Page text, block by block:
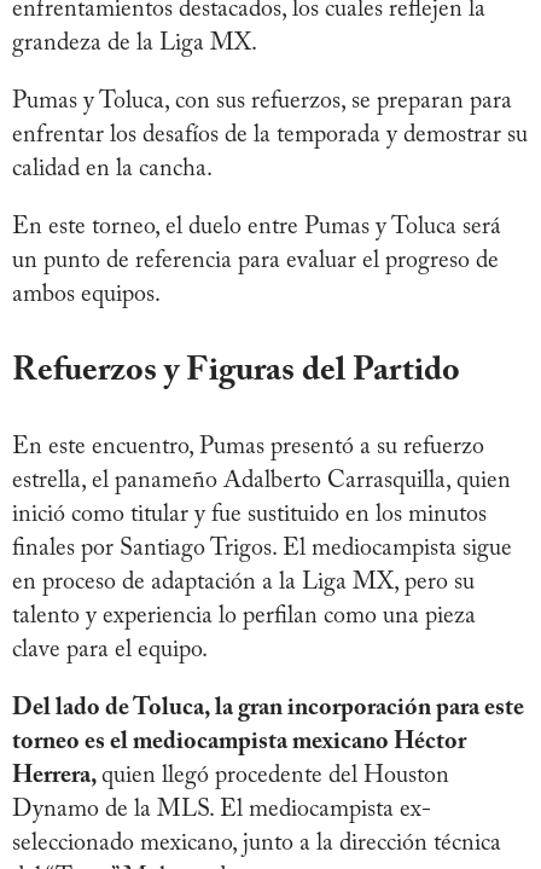
enfrentamientos destacados, los cuales reflejen la
grandeza de la Liga MX.
Pumas y Toluca, con sus refuerzos, se preparan para
enfrentar los desafíos de la temporada y demostrar su
calidad en la cancha.
En este torneo, el duelo entre Pumas y Toluca será
un punto de referencia para evaluar el progreso de
ambos equipos.
Refuerzos y Figuras del Partido
En este encuentro, Pumas presentó a su refuerzo
estrella, el panameño Adalberto Carrasquilla, quien
inició como titular y fue sustituido en los minutos
finales por Santiago Trigos. El mediocampista sigue
en proceso de adaptación a la Liga MX, pero su
talento y experiencia lo perfilan como una pieza
clave para el equipo.
Del lado de Toluca, la gran incorporación para este
torneo es el mediocampista mexicano Héctor
Herrera, quien llegó procedente del Houston
Dynamo de la MLS. El mediocampista ex-
seleccionado mexicano, junto a la dirección técnica